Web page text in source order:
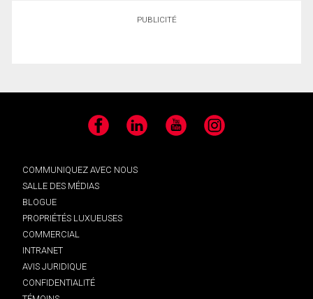
PUBLICITÉ
Facebook LinkedIn YouTube Instagram
COMMUNIQUEZ AVEC NOUS
SALLE DES MÉDIAS
BLOGUE
PROPRIÉTÉS LUXUEUSES
COMMERCIAL
INTRANET
AVIS JURIDIQUE
CONFIDENTIALITÉ